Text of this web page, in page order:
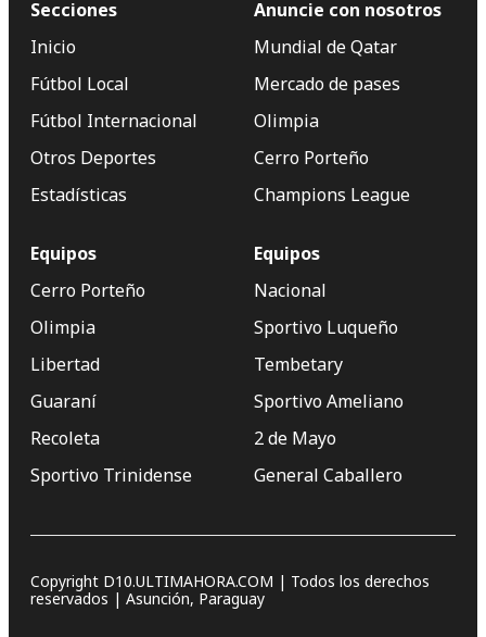
Secciones
Inicio
Fútbol Local
Fútbol Internacional
Otros Deportes
Estadísticas
Anuncie con nosotros
Mundial de Qatar
Mercado de pases
Olimpia
Cerro Porteño
Champions League
Equipos
Cerro Porteño
Olimpia
Libertad
Guaraní
Recoleta
Sportivo Trinidense
Equipos
Nacional
Sportivo Luqueño
Tembetary
Sportivo Ameliano
2 de Mayo
General Caballero
Copyright D10.ULTIMAHORA.COM | Todos los derechos
reservados | Asunción, Paraguay